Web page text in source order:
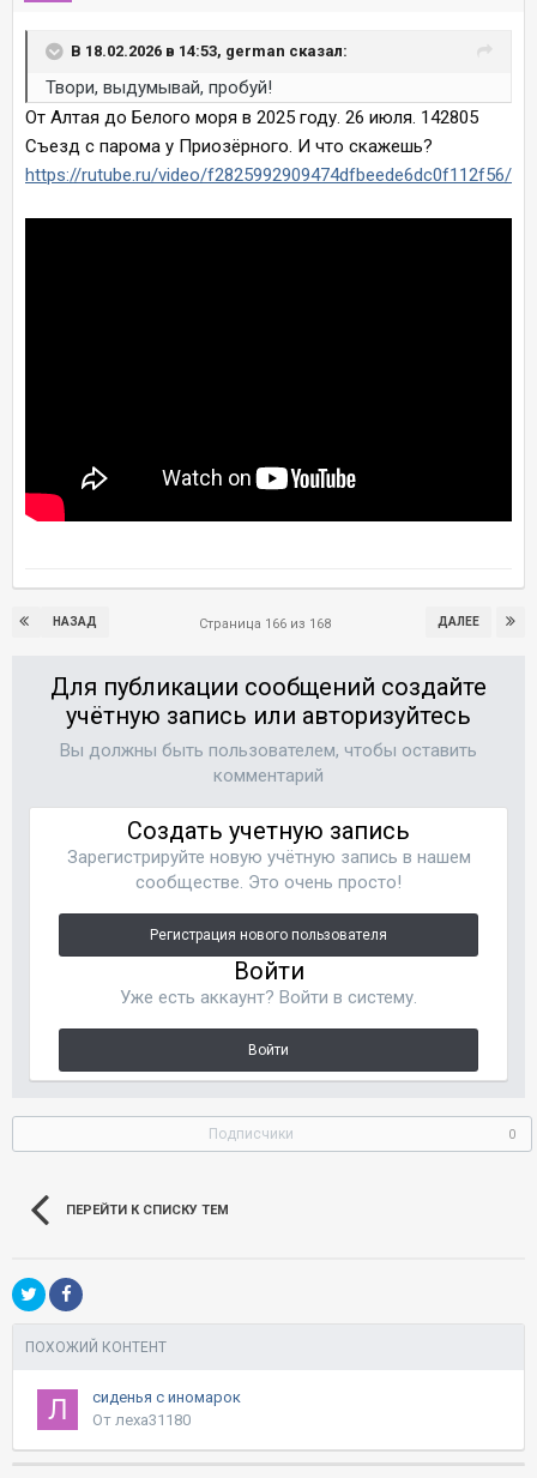
В 18.02.2026 в 14:53, german сказал:
Твори, выдумывай, пробуй!
От Алтая до Белого моря в 2025 году. 26 июля. 142805
Съезд с парома у Приозёрного. И что скажешь?
https://rutube.ru/video/f2825992909474dfbeede6dc0f112f56/
НАЗАД ДАЛЕЕ
Страница 166 из 168
Для публикации сообщений создайте
учётную запись или авторизуйтесь
Вы должны быть пользователем, чтобы оставить
комментарий
Создать учетную запись
Зарегистрируйте новую учётную запись в нашем
сообществе. Это очень просто!
Регистрация нового пользователя
Войти
Уже есть аккаунт? Войти в систему.
Войти
Подписчики 0
ПЕРЕЙТИ К СПИСКУ ТЕМ
ПОХОЖИЙ КОНТЕНТ
сиденья с иномарок
От леха31180